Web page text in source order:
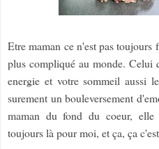
Etre maman ce n'est pas
plus compliqué au monde. Celui
energie et votre sommeil aussi
surement un bouleversement
maman du fond du coeur,
toujours là pour moi, et ça, ça